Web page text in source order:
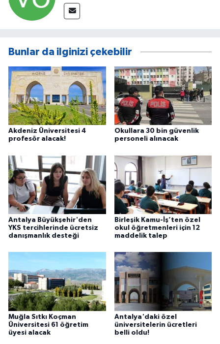
Bunlar da ilginizi çekebilir
Akdeniz Üniversitesi 4
profesör alacak!
Okullara 30 bin güvenlik
personeli alınacak
Antalya Büyükşehir'den
YKS tercihlerinde ücretsiz
danışmanlık desteği
Birleşik Kamu-İş’ten özel
okul öğretmenleri için 12
maddelik talep
Muğla Sıtkı Koçman
Üniversitesi 61 öğretim
üyesi alacak
Antalya'daki özel
üniversitelerin ücretleri
belli oldu!